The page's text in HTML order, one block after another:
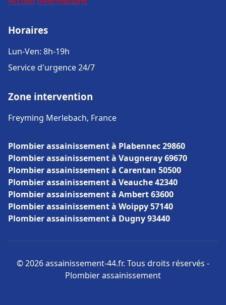
Horaires
Lun-Ven: 8h-19h
Service d'urgence 24/7
Zone intervention
Freyming Merlebach, France
Plombier assainissement à Plabennec 29860
Plombier assainissement à Vaugneray 69670
Plombier assainissement à Carentan 50500
Plombier assainissement à Veauche 42340
Plombier assainissement à Ambert 63600
Plombier assainissement à Woippy 57140
Plombier assainissement à Dugny 93440
© 2026 assainissement-44.fr. Tous droits réservés -
Plombier assainissement